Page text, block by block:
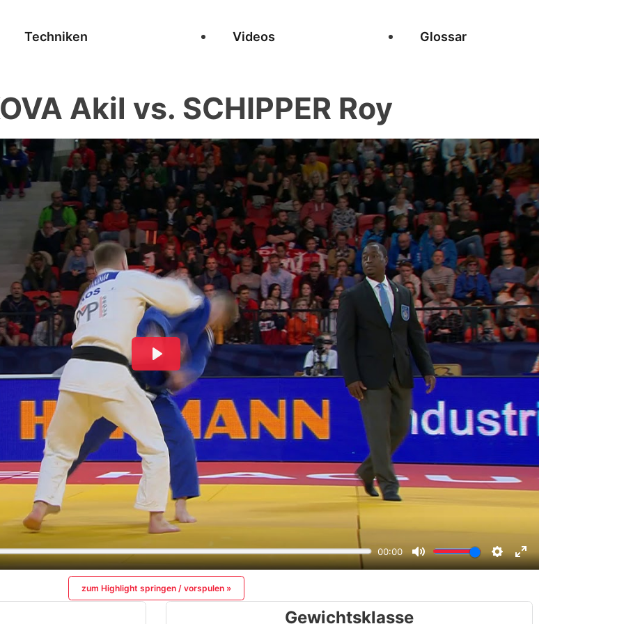
Techniken Videos Glossar
Akil vs. SCHIPPER Roy
zum Highlight springen / vorspulen »
Gewichtsklasse